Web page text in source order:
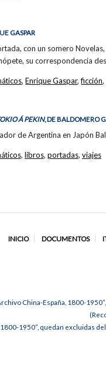
GASPAR
con un somero
su correspondencia
,Enrique Gaspar,ficción,
Á PEKIN, DE BALDOMERO
de Argentina en Japón
, libros, portadas, viajes
INICIO DOCUMENTOS
China-España, 1800-
1950”, quedan excluidas